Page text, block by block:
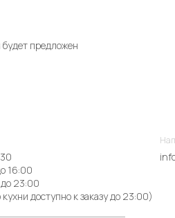
предложен
16:00
23:00
доступно к заказу до 23:00)